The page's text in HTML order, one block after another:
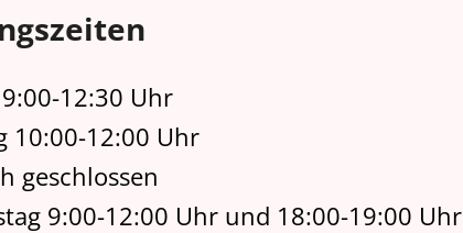
12:30 Uhr
10:00-12:00 Uhr
geschlossen
9:00-12:00 Uhr und 18:00-19:00 Uhr